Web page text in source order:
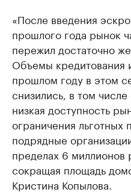
«После введения
прошлого года рынок
пережил достаточно
Объемы кредитования
прошлом году в этом
снизились, в том
низкая доступность
ограничения
подрядные
пределах 6 миллионов
сокращая площадь
Кристина Копылова.